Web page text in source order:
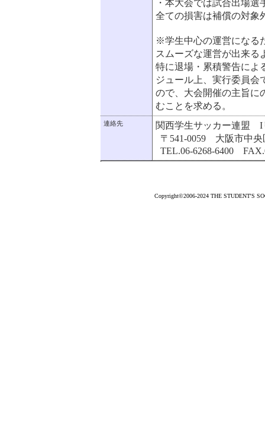
・本大会では試合出場
全ての損害は補償の対象
※学生中心の運営になる
スムーズな運営が出来る
特に退場・累積警告によ
ジュール上、実行委員会
ので、大会開催の主旨に
むことを求める。
連絡先
関西学生サッカー連盟 I
〒541-0059 大阪市中
TEL.06-6268-6400
Copyright©2006-2024 THE STUDENT'S